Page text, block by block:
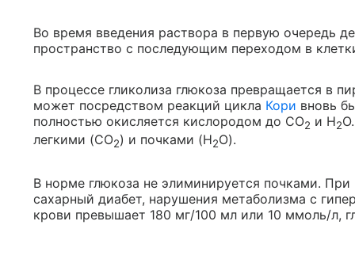
Во время введения раствора в первую очередь
пространство с последующим переходом в
В процессе гликолиза глюкоза превращается в
может посредством реакций цикла Кори вновь
полностью окисляется кислородом до CO2 и H2
легкими (CO2) и почками (H2O).
В норме глюкоза не элиминируется почками. При
сахарный диабет, нарушения метаболизма с
крови превышает 180 мг/100 мл или 10 ммоль/л,